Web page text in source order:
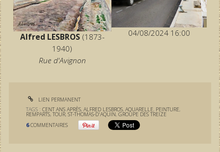
Alfred LESBROS(1873-
1940)
Rue d'Avignon
04/08/2024 16:00
LIEN PERMANENT
TAGS :CENT ANS APRÈS,ALFRED LESBROS,AQUARELLE, PEINTURE,
REMPARTS,TOUR,ST-THOMAS-D'AQUIN,GROUPE DES TREIZE
6 COMMENTAIRES